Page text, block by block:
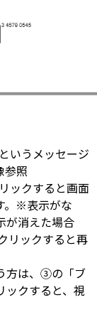
いうメッセージ
参照
ックすると画面
。※表示がな
が消えた場合
リックすると再
方は、③の「ブ
ックすると、視